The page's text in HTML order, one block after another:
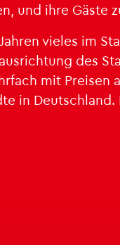
und ihre Gäste
vie­les im
des
mit Prei­sen
in